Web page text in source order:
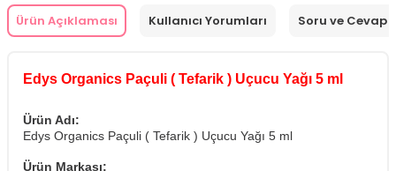
Ürün Açıklaması Kullanıcı Yorumları Soru ve Cevap
Edys Organics Paçuli ( Tefarik ) Uçucu Yağı 5 ml
Ürün Adı:
Edys Organics Paçuli ( Tefarik ) Uçucu Yağı 5 ml
Ürün Markası: